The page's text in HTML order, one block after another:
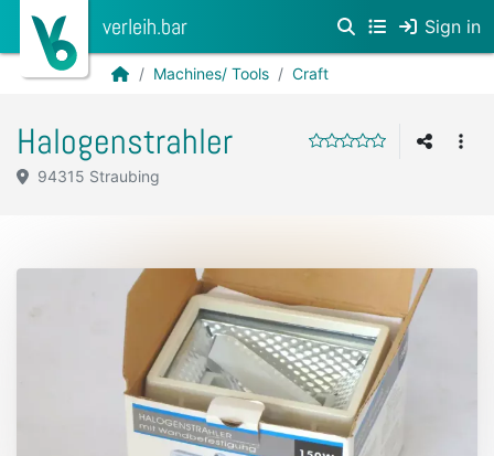
verleih.bar Sign in
Machines/ Tools Craft
Halogenstrahler
94315 Straubing